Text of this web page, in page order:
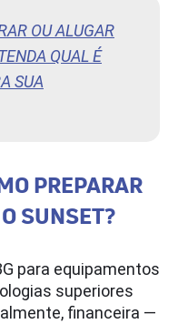
OU ALUGAR
QUAL É
SUA
PREPARAR
SUNSET?
para equipamentos
superiores
financeira ―